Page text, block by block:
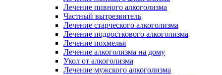
Лечение пивного алкоголизма
Частный вытрезвитель
Лечение старческого алкоголизма
Лечение подросткового алкоголизма
Лечение похмелья
Лечение алкоголизма на дому
Укол от алкоголизма
Лечение мужского алкоголизма